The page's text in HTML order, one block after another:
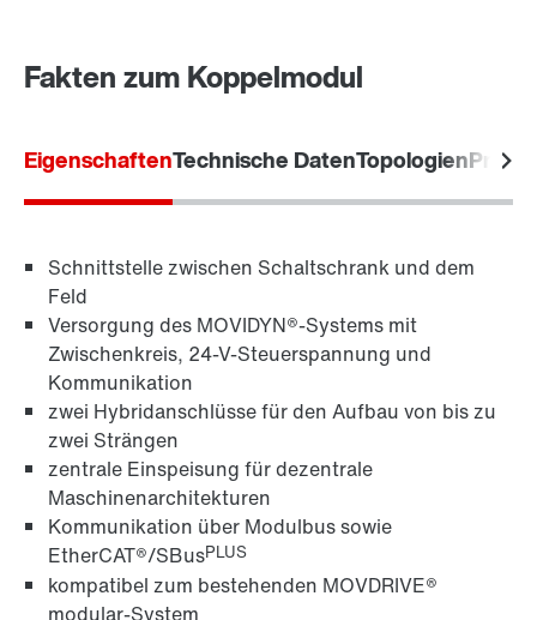
Fakten zum Koppelmodul
EigenschaftenTechnische DatenTopologien
Schnittstelle zwischen Schaltschrank und dem
Feld
Versorgung des MOVIDYN®-Systems mit
Zwischenkreis, 24-V-Steuerspannung und
Kommunikation
zwei Hybridanschlüsse für den Aufbau von bis zu
zwei Strängen
zentrale Einspeisung für dezentrale
Maschinenarchitekturen
Kommunikation über Modulbus sowie
EtherCAT®/SBusPLUS
kompatibel zum bestehenden MOVDRIVE®